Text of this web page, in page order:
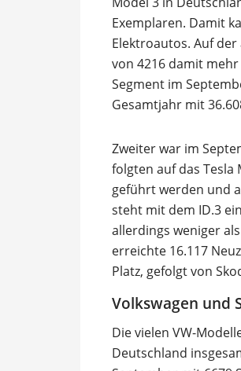
Exemplaren. Damit
Elektroautos. Auf
von 4216 damit
Segment im
Gesamtjahr mit
Zweiter war im
folgten auf das Tesla
geführt werden und
steht mit dem ID.3
allerdings weniger
erreichte 16.117
Platz, gefolgt von
Volkswagen und
Die vielen VW-
Deutschland